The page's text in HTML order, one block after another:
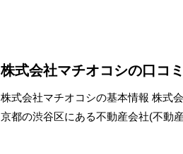
株式会社マチオコシの口コ
株式会社マチオコシの基本情報 株式
京都の渋谷区にある不動産会社(不動